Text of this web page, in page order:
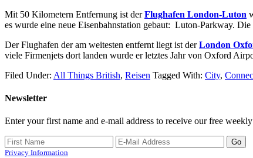
Mit 50 Kilometern Entfernung ist derFlughafen London-Luton
es wurde eine neue Eisenbahnstation gebaut: Luton-Parkway.
Der Flughafen der am weitesten entfernt liegt ist derLondon
viele Firmenjets dort landen wurde er letztes Jahr von Oxford
Filed Under: All Things British, Reisen Tagged With: City,
Newsletter
Enter your first name and e-mail address to receive our free
Privacy Information